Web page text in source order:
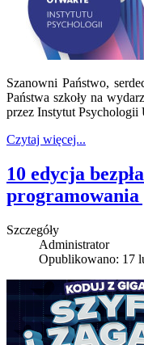
Szanowni Państwo,
Państwa szkoły na
przez Instytut Psychologii
Czytaj więcej...
10 edycja
Szczegóły
Administrator
Opublikowano: 17